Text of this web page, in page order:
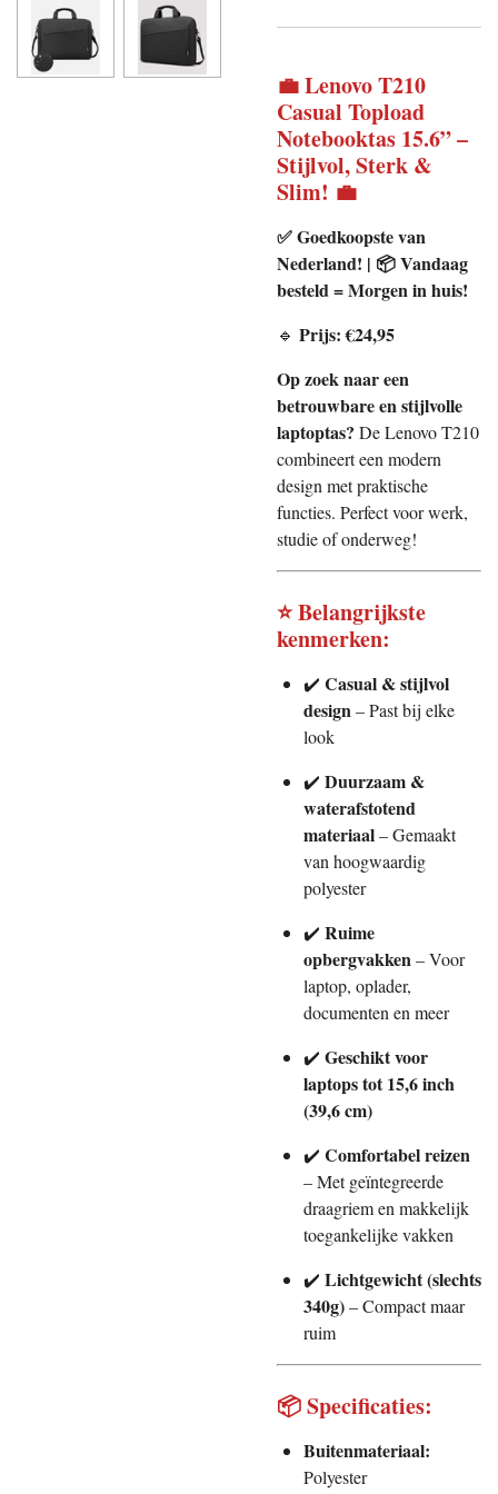
💼Lenovo T210
Casual Topload
Notebooktas 15.6” –
Stijlvol, Sterk &
Slim! 💼
✅ Goedkoopste van
Nederland! | 📦 Vandaag
besteld = Morgen in huis!
🔹 Prijs:€24,95
Op zoek naar een
betrouwbare en stijlvolle
laptoptas? De Lenovo T210
combineert een modern
design met praktische
functies. Perfect voor werk,
studie of onderweg!
⭐ Belangrijkste
kenmerken:
✔️ Casual & stijlvol
design– Past bij elke
look
✔️ Duurzaam &
waterafstotend
materiaal– Gemaakt
van hoogwaardig
polyester
✔️ Ruime
opbergvakken– Voor
laptop, oplader,
documenten en meer
✔️ Geschikt voor
laptops tot 15,6 inch
(39,6 cm)
✔️ Comfortabel reizen
– Met geïntegreerde
draagriem en makkelijk
toegankelijke vakken
✔️ Lichtgewicht (slechts
340g)– Compact maar
ruim
📦 Specificaties:
Buitenmateriaal:
Polyester